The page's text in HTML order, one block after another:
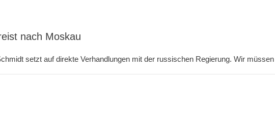
nach Moskau
setzt auf direkte Verhandlungen mit der russischen Regierung. Wir